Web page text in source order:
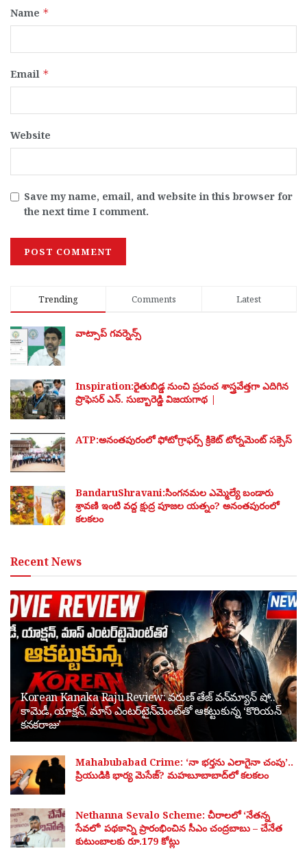
Name *
Email *
Website
Save my name, email, and website in this browser for
the next time I comment.
Trending Comments Latest
వాట్సాప్ గవర్నెన్స్
Inspiration:రైతుబిడ్డ నుంచి ప్రపంచ శాస్త్రవేత్తగా ఎదిగిన
ప్రొఫెసర్ ఎన్. సుబ్బారెడ్డి విజయగాథ |
ATP:అనంతపురంలో ఫోటోగ్రాఫర్స్ క్రికెట్ టోర్నమెంట్ సక్సెస్
BandaruShravani:సింగనమల ఎమ్మెల్యే బండారు
శ్రావణి ఇంటి వద్ద క్షుద్ర పూజల యత్నం? అనంతపురంలో
కలకలం
Recent News
Korean Kanaka Raju Review: వరుణ్ తేజ్ వన్‌మ్యాన్ షో..
కామెడీ, యాక్షన్, మాస్ ఎంటర్‌టైన్‌మెంట్‌తో ఆకట్టుకున్న ‘కొరియన్
కనకరాజు’
Mahabubabad Crime: ‘నా భర్తను ఎలాగైనా చంపు’..
ప్రియుడికి భార్య మెసేజ్? మహబూబాబాద్‌లో కలకలం
Nethanna Sevalo Scheme: చీరాలలో ‘నేతన్న
సేవలో’ పథకాన్ని ప్రారంభించిన సీఎం చంద్రబాబు – చేనేత
కుటుంబాలకు రూ.179 కోట్లు